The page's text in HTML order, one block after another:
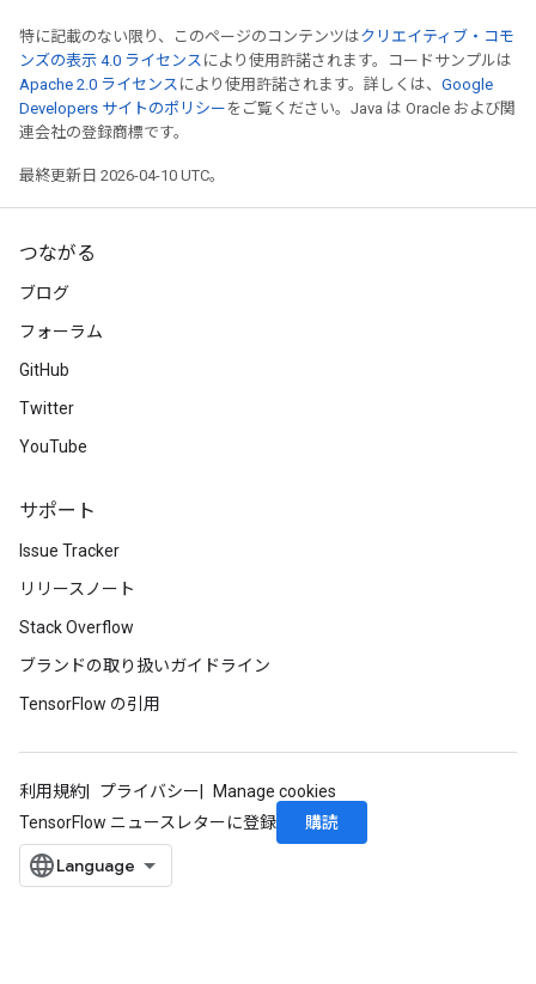
特に記載のない限り、このページのコンテンツはクリエイティブ・コモ
ンズの表示 4.0 ライセンス により使用許諾されます。コードサンプルは
Apache 2.0 ライセンス により使用許諾されます。詳しくは、 Google
Developers サイトのポリシー をご覧ください。Java は Oracle および関
連会社の登録商標です。
最終更新日 2026-04-10 UTC。
つながる
ブログ
フォーラム
GitHub
Twitter
YouTube
サポート
Issue Tracker
リリースノート
Stack Overflow
ブランドの取り扱いガイドライン
TensorFlow の引用
利用規約 プライバシー
Manage cookies
TensorFlow ニュースレターに登録
購読